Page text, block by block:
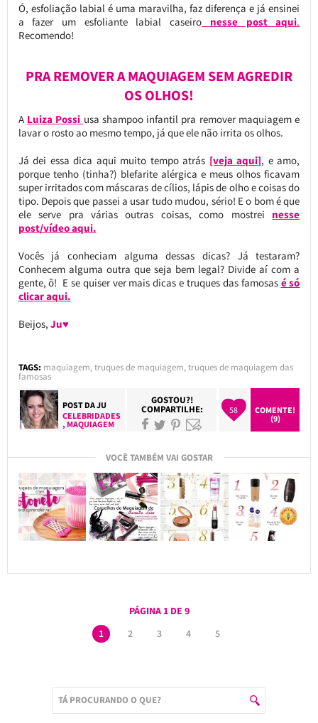
Ó, esfoliação labial é uma maravilha, faz diferença e já ensinei
a fazer um esfoliante labial caseiro
nesse post aqui.
Recomendo!
PRA REMOVER A MAQUIAGEM SEM AGREDIR
OS OLHOS!
A Luiza Possi usa shampoo infantil pra remover maquiagem e
lavar o rosto ao mesmo tempo, já que ele não irrita os olhos.
Já dei essa dica aqui muito tempo atrás [veja aqui], e amo,
porque tenho (tinha?) blefarite alérgica e meus olhos ficavam
super irritados com máscaras de cílios, lápis de olho e coisas do
tipo. Depois que passei a usar tudo mudou, sério! E o bom é que
ele serve pra várias outras coisas, como mostrei nesse
post/vídeo aqui.
Vocês já conheciam alguma dessas dicas? Já testaram?
Conhecem alguma outra que seja bem legal? Divide aí com a
gente, ô! E se quiser ver mais dicas e truques das famosas é só
clicar aqui.
Beijos, Ju♥
TAGS: maquiagem,truques de maquiagem,truques de maquiagem das
famosas
POST DAJU
CELEBRIDADES
, MAQUIAGEM
GOSTOU?!
COMPARTILHE: 58
COMENTE!
(9)
VOCÊ TAMBÉM VAI GOSTAR
PÁGINA 1 DE 9
1
2 3 4 5